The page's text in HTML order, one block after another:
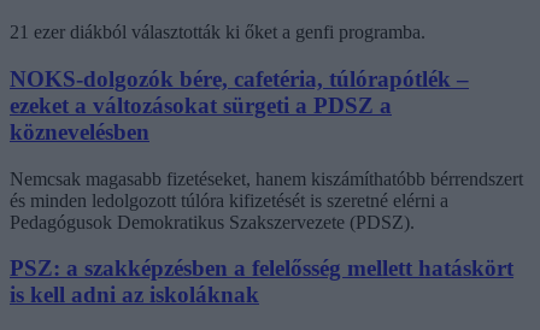
21 ezer diákból választották ki őket a genfi programba.
NOKS-dolgozók bére, cafetéria, túlórapótlék –
ezeket a változásokat sürgeti a PDSZ a
köznevelésben
Nemcsak magasabb fizetéseket, hanem kiszámíthatóbb bérrendszert
és minden ledolgozott túlóra kifizetését is szeretné elérni a
Pedagógusok Demokratikus Szakszervezete (PDSZ).
PSZ: a szakképzésben a felelősség mellett hatáskört
is kell adni az iskoláknak